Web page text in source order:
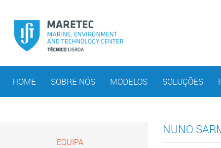
HOME SOBRE NÓS MODELOS SOLUÇÕES
EQUIPA
NUNO